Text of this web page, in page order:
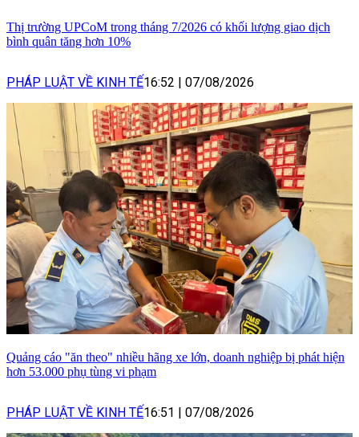
Thị trường UPCoM trong tháng 7/2026 có khối lượng giao dịch
bình quân tăng hơn 10%
PHÁP LUẬT VỀ KINH TẾ16:52 | 07/08/2026
Quảng cáo "ăn theo" nhiều hãng xe lớn, doanh nghiệp bị phát hiện
hơn 53.000 phụ tùng vi phạm
PHÁP LUẬT VỀ KINH TẾ16:51 | 07/08/2026